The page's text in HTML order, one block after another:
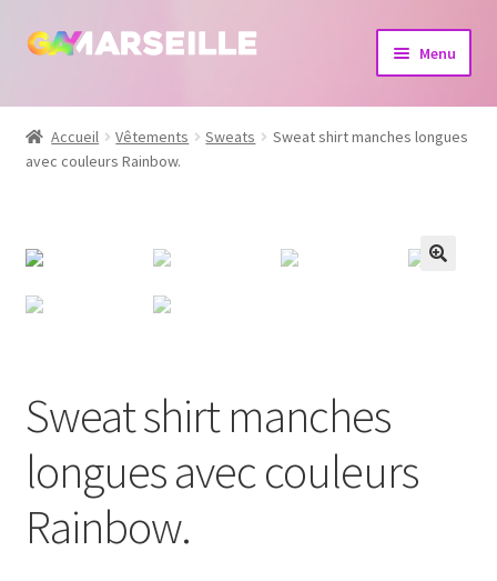
Aller
navigation
Aller
Menu
Boutique
Bijoux
Accueil Vêtements Sweats
Sweat shirt manches longues
avec couleurs Rainbow.
Sweat shirt manches
longues avec couleurs
Rainbow.